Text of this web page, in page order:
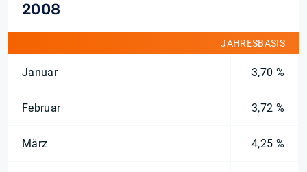
2008
JAHRESBASIS
Januar 3,70 %
Februar 3,72 %
März 4,25 %